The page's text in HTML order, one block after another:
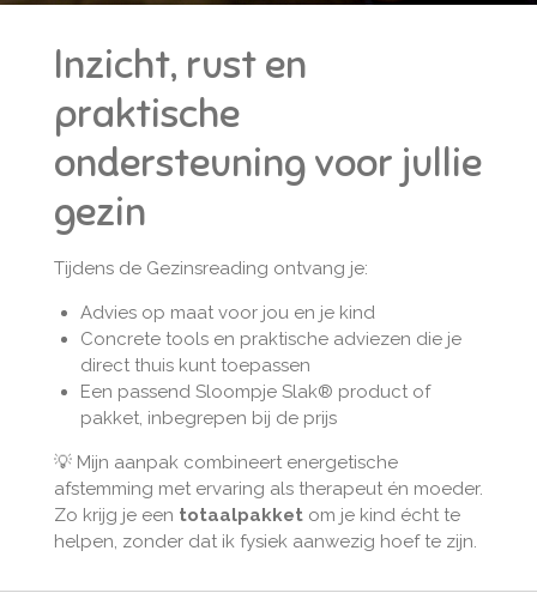
Inzicht, rust en
praktische
ondersteuning voor jullie
gezin
Tijdens de Gezinsreading ontvang je:
Advies op maat voor jou en je kind
Concrete tools en praktische adviezen die je
direct thuis kunt toepassen
Een passend Sloompje Slak® product of
pakket, inbegrepen bij de prijs
💡 Mijn aanpak combineert energetische
afstemming met ervaring als therapeut én moeder.
Zo krijg je een totaalpakketom je kind écht te
helpen, zonder dat ik fysiek aanwezig hoef te zijn.